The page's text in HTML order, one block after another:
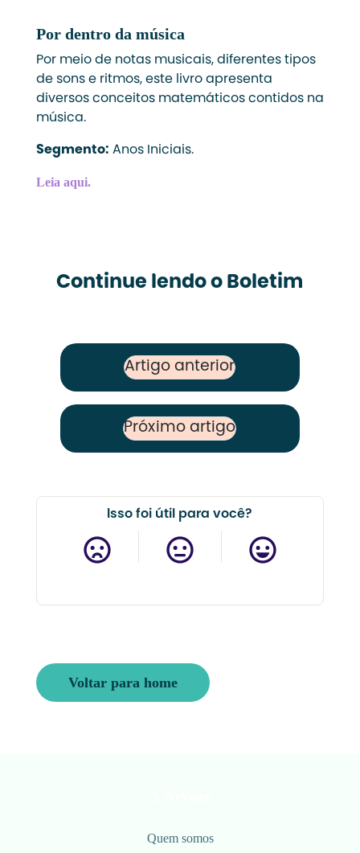
Por dentro da música
Por meio de notas musicais, diferentes tipos
de sons e ritmos, este livro apresenta
diversos conceitos matemáticos contidos na
música.
Segmento: Anos Iniciais.
Leia aqui.
Continue lendo o Boletim
Previous Post
Artigo anterior
Next Post
Próximo artigo
Isso foi útil para você?
Voltar para home
Quem somos